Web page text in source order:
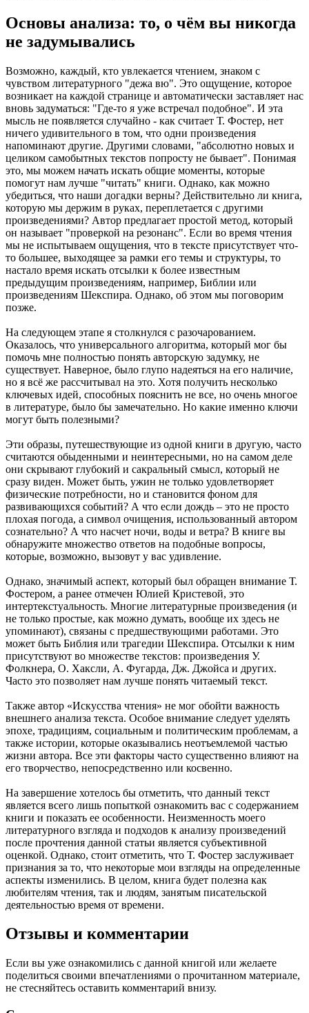
Основы анализа: то, о чём вы никогда
не задумывались
Возможно, каждый, кто увлекается чтением, знаком с
чувством литературного "дежа вю". Это ощущение, которое
возникает на каждой странице и автоматически заставляет нас
вновь задуматься: "Где-то я уже встречал подобное". И эта
мысль не появляется случайно - как считает Т. Фостер, нет
ничего удивительного в том, что одни произведения
напоминают другие. Другими словами, "абсолютно новых и
целиком самобытных текстов попросту не бывает". Понимая
это, мы можем начать искать общие моменты, которые
помогут нам лучше "читать" книги. Однако, как можно
убедиться, что наши догадки верны? Действительно ли книга,
которую мы держим в руках, переплетается с другими
произведениями? Автор предлагает простой метод, который
он называет "проверкой на резонанс". Если во время чтения
мы не испытываем ощущения, что в тексте присутствует что-
то большее, выходящее за рамки его темы и структуры, то
настало время искать отсылки к более известным
предыдущим произведениям, например, Библии или
произведениям Шекспира. Однако, об этом мы поговорим
позже.
На следующем этапе я столкнулся с разочарованием.
Оказалось, что универсального алгоритма, который мог бы
помочь мне полностью понять авторскую задумку, не
существует. Наверное, было глупо надеяться на его наличие,
но я всё же рассчитывал на это. Хотя получить несколько
ключевых идей, способных пояснить не все, но очень многое
в литературе, было бы замечательно. Но какие именно ключи
могут быть полезными?
Эти образы, путешествующие из одной книги в другую, часто
считаются обыденными и неинтересными, но на самом деле
они скрывают глубокий и сакральный смысл, который не
сразу виден. Может быть, ужин не только удовлетворяет
физические потребности, но и становится фоном для
развивающихся событий? А что если дождь – это не просто
плохая погода, а символ очищения, использованный автором
сознательно? А что насчет ночи, воды и ветра? В книге вы
обнаружите множество ответов на подобные вопросы,
которые, возможно, вызовут у вас удивление.
Однако, значимый аспект, который был обращен внимание Т.
Фостером, а ранее отмечен Юлией Кристевой, это
интертекстуальность. Многие литературные произведения (и
не только простые, как можно думать, вообще их здесь не
упоминают), связаны с предшествующими работами. Это
может быть Библия или трагедии Шекспира. Отсылки к ним
присутствуют во множестве текстов: произведения У.
Фолкнера, О. Хаксли, А. Фугарда, Дж. Джойса и других.
Часто это позволяет нам лучше понять читаемый текст.
Также автор «Искусства чтения» не мог обойти важность
внешнего анализа текста. Особое внимание следует уделять
эпохе, традициям, социальным и политическим проблемам, а
также истории, которые оказывались неотъемлемой частью
жизни автора. Все эти факторы часто существенно влияют на
его творчество, непосредственно или косвенно.
На завершение хотелось бы отметить, что данный текст
является всего лишь попыткой ознакомить вас с содержанием
книги и показать ее особенности. Неизменность моего
литературного взгляда и подходов к анализу произведений
после прочтения данной статьи является субъективной
оценкой. Однако, стоит отметить, что Т. Фостер заслуживает
признания за то, что некоторые мои взгляды на определенные
аспекты изменились. В целом, книга будет полезна как
любителям чтения, так и людям, занятым писательской
деятельностью время от времени.
Отзывы и комментарии
Если вы уже ознакомились с данной книгой или желаете
поделиться своими впечатлениями о прочитанном материале,
не стесняйтесь оставить комментарий внизу.